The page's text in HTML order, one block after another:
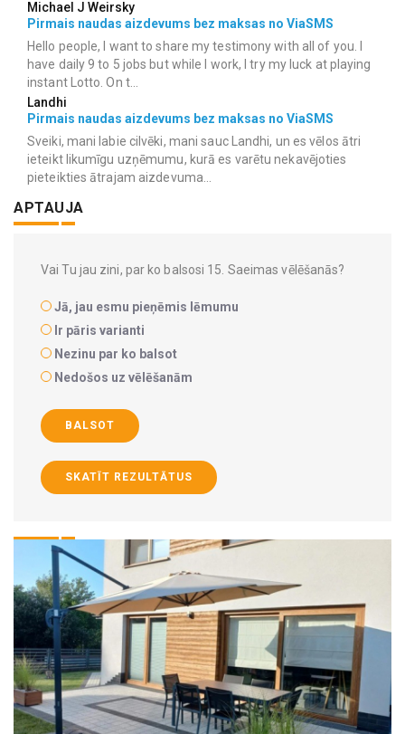
Michael J Weirsky
Pirmais naudas aizdevums bez maksas no ViaSMS
Hello people, I want to share my testimony with all of you. I
have daily 9 to 5 jobs but while I work, I try my luck at playing
instant Lotto. On t...
Landhi
Pirmais naudas aizdevums bez maksas no ViaSMS
Sveiki, mani labie cilvēki, mani sauc Landhi, un es vēlos ātri
ieteikt likumīgu uzņēmumu, kurā es varētu nekavējoties
pieteikties ātrajam aizdevuma...
APTAUJA
Vai Tu jau zini, par ko balsosi 15. Saeimas vēlēšanās?
Jā, jau esmu pieņēmis lēmumu
Ir pāris varianti
Nezinu par ko balsot
Nedošos uz vēlēšanām
BALSOT
SKATĪT REZULTĀTUS